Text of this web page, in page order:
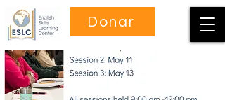
Donar